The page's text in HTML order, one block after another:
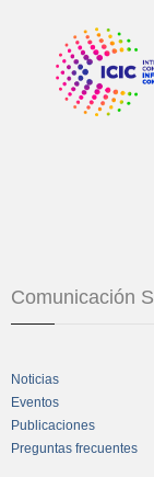
Comunicación
Noticias
Eventos
Publicaciones
Preguntas frecuentes